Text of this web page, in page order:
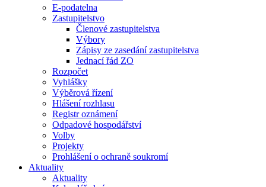
E-podatelna
Zastupitelstvo
Členové zastupitelstva
Výbory
Zápisy ze zasedání zastupitelstva
Jednací řád ZO
Rozpočet
Vyhlášky
Výběrová řízení
Hlášení rozhlasu
Registr oznámení
Odpadové hospodářství
Volby
Projekty
Prohlášení o ochraně soukromí
Aktuality
Aktuality